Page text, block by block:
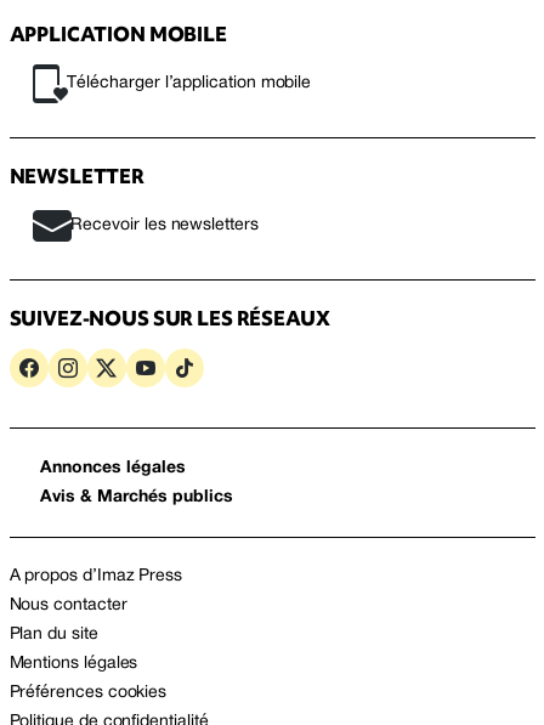
APPLICATION MOBILE
Télécharger l’application mobile
NEWSLETTER
Recevoir les newsletters
SUIVEZ-NOUS SUR LES RÉSEAUX
Annonces légales
Avis & Marchés publics
A propos d’Imaz Press
Nous contacter
Plan du site
Mentions légales
Préférences cookies
Politique de confidentialité